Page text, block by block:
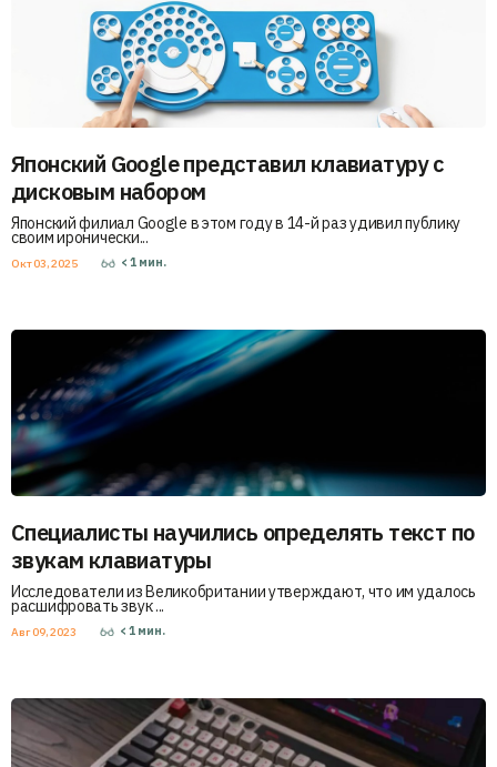
Японский Google представил клавиатуру с
дисковым набором
Японский филиал Google в этом году в 14-й раз удивил публику
своим иронически...
Окт 03, 2025 < 1 мин.
Специалисты научились определять текст по
звукам клавиатуры
Исследователи из Великобритании утверждают, что им удалось
расшифровать звук ...
Авг 09, 2023 < 1 мин.